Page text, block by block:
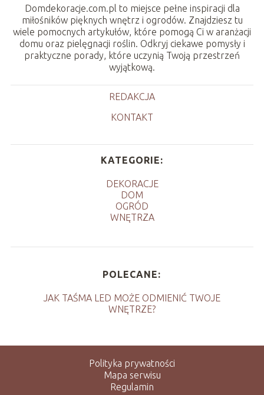
Domdekoracje.com.pl to miejsce pełne inspiracji dla
miłośników pięknych wnętrz i ogrodów. Znajdziesz tu
wiele pomocnych artykułów, które pomogą Ci w aranżacji
domu oraz pielęgnacji roślin. Odkryj ciekawe pomysły i
praktyczne porady, które uczynią Twoją przestrzeń
wyjątkową.
REDAKCJA
KONTAKT
KATEGORIE:
DEKORACJE
DOM
OGRÓD
WNĘTRZA
POLECANE:
JAK TAŚMA LED MOŻE ODMIENIĆ TWOJE
WNĘTRZE?
Polityka prywatności
Mapa serwisu
Regulamin